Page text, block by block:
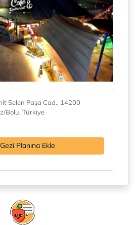
Selen Paşa Cad., 14200
Bolu, Türkiye
Gezi Planına Ekle